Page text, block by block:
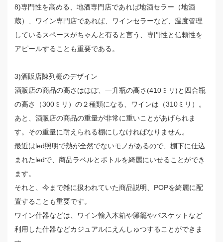
8)専門性を高める、地酒専門店であれば地酒セラー（地酒
蔵）、ワイン専門店であれば、ワインセラーなど、温度管理
しているスペースがちゃんと有ると言う、専門性と信頼性を
アピールすることも重要である。
3)酒販店陳列棚のデザイン
酒販店の商品の高さはほぼ、一升瓶の高さ(410ミリ)と四合瓶
の高さ（300ミリ）の２種類になる、ワインは（310ミリ）。
あと、酒販店の商品の重量が非常に重いことがあげられま
す。その重量に耐えられる棚にしなければなりません。
最近はled照明で熱が全然でないモノがあるので、棚下に仕込
まれたledで、商品ラベルとボトルを綺麗にいせることができ
ます。
それと、今まで雑に扱われていた商品説明、POPを綺麗に配
置することも重要です。
ワイン什器などは、ワイン輸入木箱や籐籠やバスケットなど
利用した什器などカジュアルにえんしゅつすることができま